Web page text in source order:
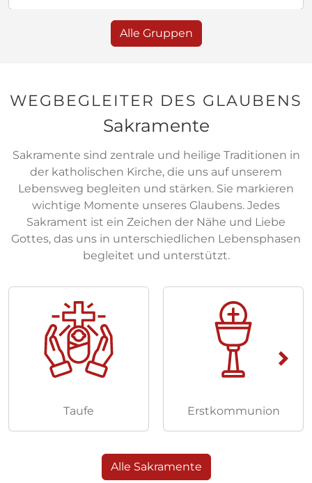
Alle Gruppen
WEGBEGLEITER DES GLAUBENS
Sakramente
Sakramente sind zentrale und heilige Traditionen in
der katholischen Kirche, die uns auf unserem
Lebensweg begleiten und stärken. Sie markieren
wichtige Momente unseres Glaubens. Jedes
Sakrament ist ein Zeichen der Nähe und Liebe
Gottes, das uns in unterschiedlichen Lebensphasen
begleitet und unterstützt.
Taufe Erstkommunion
Alle Sakramente